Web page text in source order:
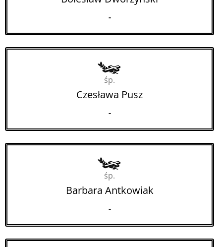
-
śp.
Czesława Pusz
-
śp.
Barbara Antkowiak
-